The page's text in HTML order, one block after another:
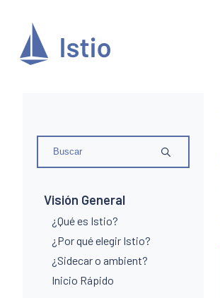
Visión General
¿Qué es Istio?
¿Por qué elegir Istio?
¿Sidecar o ambient?
Inicio Rápido